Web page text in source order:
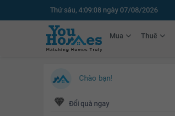
Thứ sáu, 4:09:09 ngày 07/08/2026
Mua Thuê
Chào bạn!
Đổi quà ngay